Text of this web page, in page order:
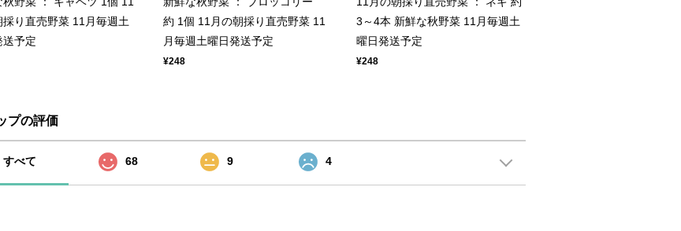
採り直売野菜 11月毎週土
送予定
約 1個 11月の朝採り直売野菜 11
月毎週土曜日発送予定
¥248
3～4本 新鮮な秋野菜 11月毎週土
曜日発送予定
¥248
プの評価
すべて 68 9 4